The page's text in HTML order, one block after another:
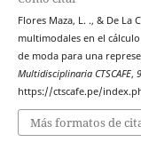
Flores Maza, L. ., & De La
multimodales en el
de moda para una
Multidisciplinaria CTSCAFE, 9
https://ctscafe.pe/
Más formatos de